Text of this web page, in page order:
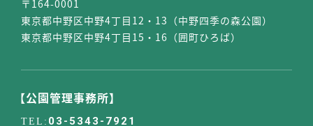
〒164-0001
東京都中野区中野4丁目12・13（中野四季の森公園）
東京都中野区中野4丁目15・16（囲町ひろば）
【公園管理事務所】
03-5343-7921